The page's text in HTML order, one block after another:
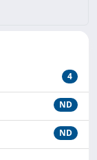
4
ND
ND